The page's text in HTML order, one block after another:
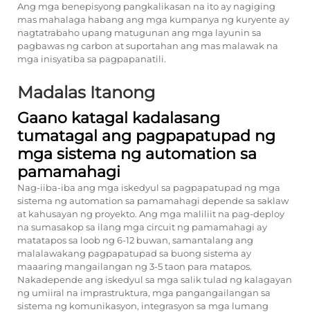
Ang mga benepisyong pangkalikasan na ito ay nagiging
mas mahalaga habang ang mga kumpanya ng kuryente ay
nagtatrabaho upang matugunan ang mga layunin sa
pagbawas ng carbon at suportahan ang mas malawak na
mga inisyatiba sa pagpapanatili.
Madalas Itanong
Gaano katagal kadalasang
tumatagal ang pagpapatupad ng
mga sistema ng automation sa
pamamahagi
Nag-iiba-iba ang mga iskedyul sa pagpapatupad ng mga
sistema ng automation sa pamamahagi depende sa saklaw
at kahusayan ng proyekto. Ang mga maliliit na pag-deploy
na sumasakop sa ilang mga circuit ng pamamahagi ay
matatapos sa loob ng 6-12 buwan, samantalang ang
malalawakang pagpapatupad sa buong sistema ay
maaaring mangailangan ng 3-5 taon para matapos.
Nakadepende ang iskedyul sa mga salik tulad ng kalagayan
ng umiiral na imprastruktura, mga pangangailangan sa
sistema ng komunikasyon, integrasyon sa mga lumang